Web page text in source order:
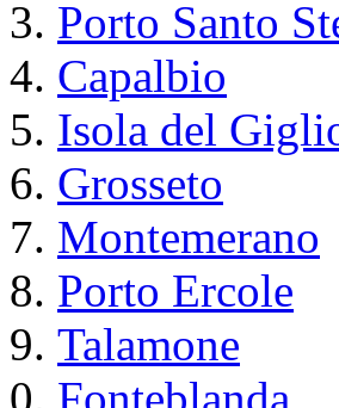
Porto Santo
Capalbio
Isola del
Grosseto
Montemerano
Porto Ercole
Talamone
Fonteblanda